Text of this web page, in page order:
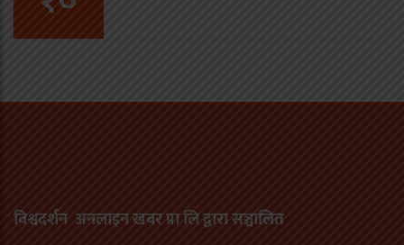
विश्वदर्शन अनलाइन खबर प्रा लि द्वारा सञ्चालित